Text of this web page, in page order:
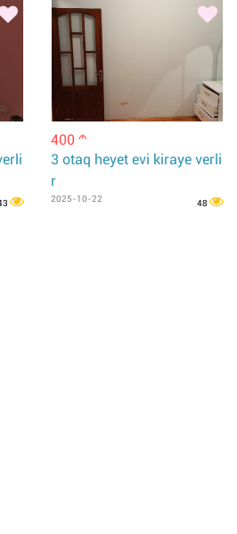
400 m
3 otaq heyet evi kiraye verli
r
2025-10-22 48